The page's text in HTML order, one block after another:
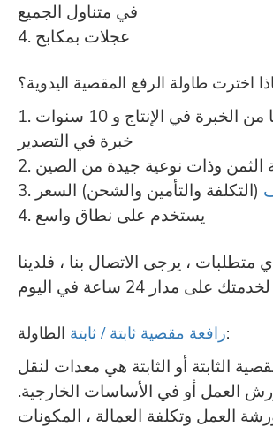
في متناول الجميع
4. عجلات بمكابح
اخترت طاولة الرفع المقصية اليدوية؟
1. لدينا 15 عاما من الخبرة في الإنتاج و 10 سنوات
خبرة في التصدير
الثمن وذات نوعية جيدة من الصين
(التكلفة والتأمين والشحن) السعر
4. يستخدم على نطاق واسع
متطلبات ، يرجى الاتصال بنا ، فلدينا
رافعة مقصية ثابتة / ثابتةالطاولة:
الثابتة أو الثابتة هي معدات لنقل
العمل أو في الأساسات الخارجية.
العمل وتكلفة العمالة ، المكونات